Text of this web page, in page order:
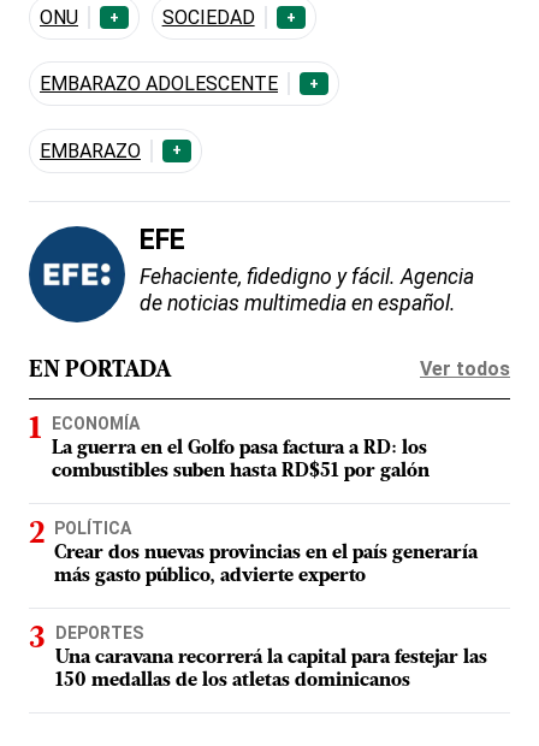
ONU + SOCIEDAD +
EMBARAZO ADOLESCENTE +
EMBARAZO +
EFE
Fehaciente, fidedigno y fácil. Agencia
de noticias multimedia en español.
EN PORTADA Ver todos
ECONOMÍA
La guerra en el Golfo pasa factura a RD: los
combustibles suben hasta RD$51 por galón
POLÍTICA
Crear dos nuevas provincias en el país generaría
más gasto público, advierte experto
DEPORTES
Una caravana recorrerá la capital para festejar las
150 medallas de los atletas dominicanos